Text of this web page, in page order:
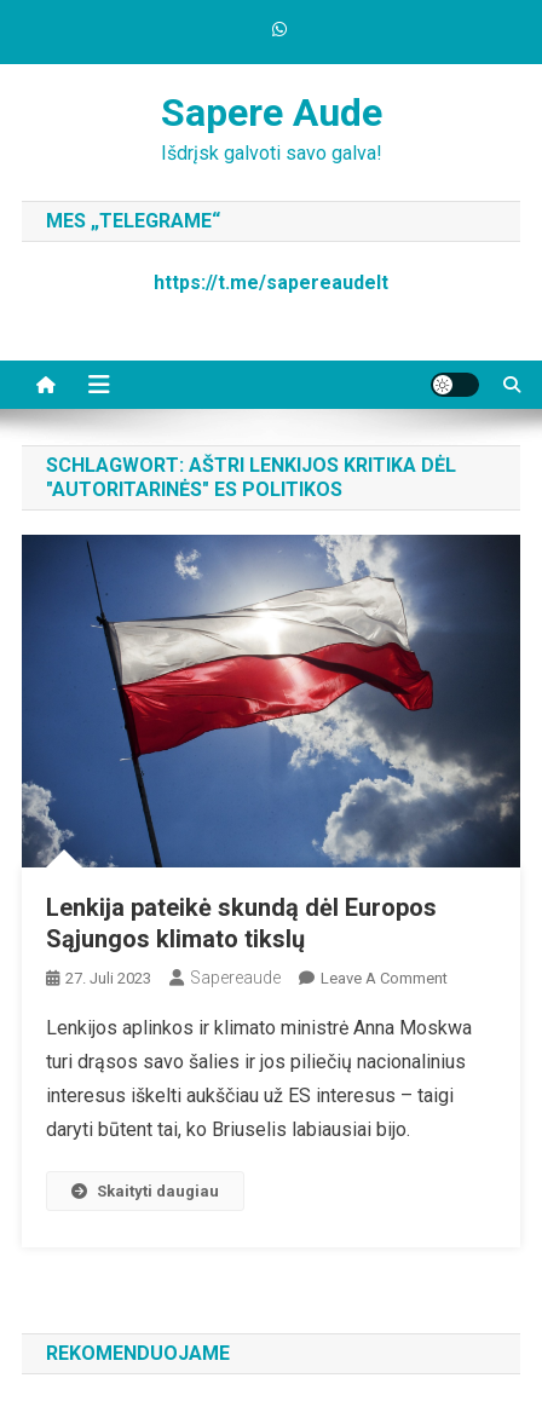
Sapere Aude
Išdrįsk galvoti savo galva!
MES „TELEGRAME“
https://t.me/sapereaudelt
SCHLAGWORT: AŠTRI LENKIJOS KRITIKA DĖL
"AUTORITARINĖS" ES POLITIKOS
Lenkija pateikė skundą dėl Europos
Sąjungos klimato tikslų
27. Juli 2023 Sapereaude Leave A CommentOn
Pateikė
Skundą
Dėl
Lenkijos aplinkos ir klimato ministrė Anna Moskwa
turi drąsos savo šalies ir jos piliečių nacionalinius
interesus iškelti aukščiau už ES interesus – taigi
daryti būtent tai, ko Briuselis labiausiai bijo.
Skaityti daugiau
REKOMENDUOJAME